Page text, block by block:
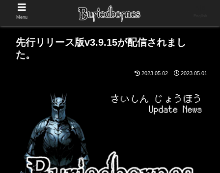
先行リリース版v3.9.15が配信されまし
た。
2023.05.02 2023.05.01
Menu